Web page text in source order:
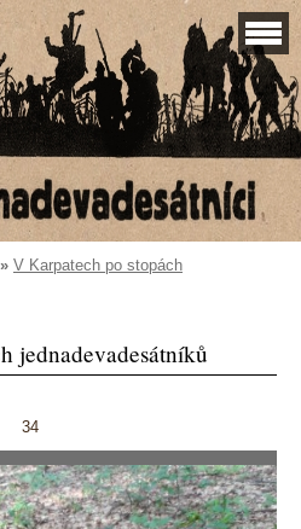
» V Karpatech po stopách
jednadevadesátníků
34